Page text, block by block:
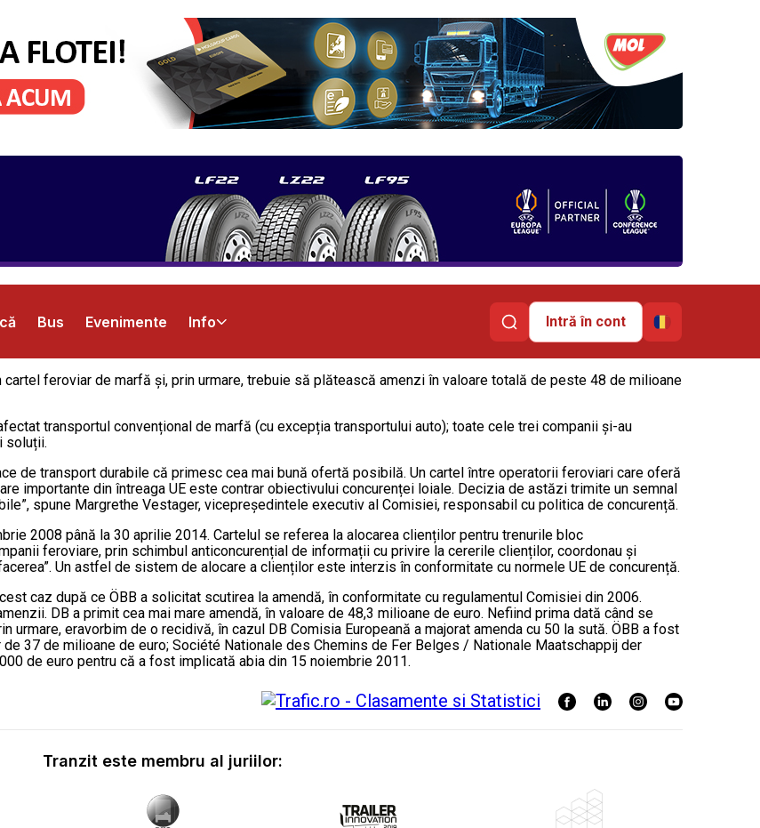
Bus Evenimente Info Intră în cont
cartel feroviar de marfă și, prin urmare, trebuie să plătească amenzi în valoare totală de peste 48 de milioane
transportul convențional de marfă (cu excepția transportului auto); toate cele trei companii și-au
soluții.
de transport durabile că primesc cea mai bună ofertă posibilă. Un cartel între operatorii feroviari care oferă
importante din întreaga UE este contrar obiectivului concurenței loiale. Decizia de astăzi trimite un semnal
spune Margrethe Vestager, vicepreședintele executiv al Comisiei, responsabil cu politica de concurență.
2008 până la 30 aprilie 2014. Cartelul se referea la alocarea clienților pentru trenurile bloc
feroviare, prin schimbul anticoncurențial de informații cu privire la cererile clienților, coordonau și
Un astfel de sistem de alocare a clienților este interzis în conformitate cu normele UE de concurență.
caz după ce ÖBB a solicitat scutirea la amendă, în conformitate cu regulamentul Comisiei din 2006.
DB a primit cea mai mare amendă, în valoare de 48,3 milioane de euro. Nefiind prima dată când se
eravorbim de o recidivă, în cazul DB Comisia Europeană a majorat amenda cu 50 la sută. ÖBB a fost
37 de milioane de euro; Société Nationale des Chemins de Fer Belges / Nationale Maatschappij der
de euro pentru că a fost implicată abia din 15 noiembrie 2011.
Tranzit este membru al juriilor: